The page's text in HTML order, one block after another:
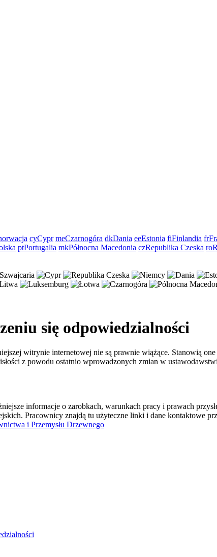
cyCypr meCzarnogóra dkDania eeEstonia fiFinlandia fr
ptPortugalia mkPółnocna Macedonia czRepublika Czeska ro
się odpowiedzialności
witrynie internetowej nie są prawnie wiążące. Stanowią
z powodu ostatnio wprowadzonych zmian w
informacje o zarobkach, warunkach pracy i prawach
Pracownicy znajdą tu użyteczne linki i dane kontaktowe